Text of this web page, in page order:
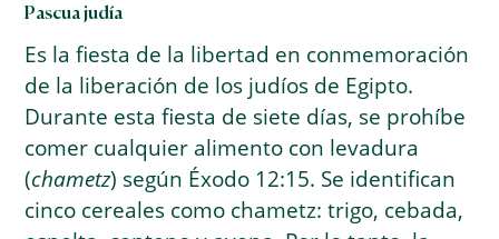
Pascua judía
Es la fiesta de la libertad en conmemoración
de la liberación de los judíos de Egipto.
Durante esta fiesta de siete días, se prohíbe
comer cualquier alimento con levadura
(chametz) según Éxodo 12:15. Se identifican
cinco cereales como chametz: trigo, cebada,